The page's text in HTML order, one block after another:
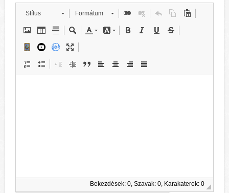
Stílus Formátum
Bekezdések: 0, Szavak: 0, Karakaterek: 0